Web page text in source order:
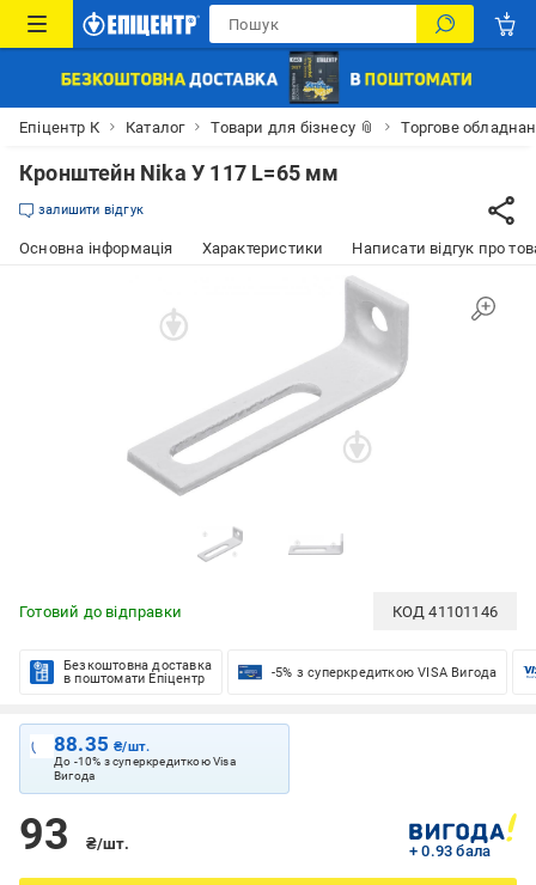
Епіцентр К Каталог Товари для бізнесу 📎 Торгове
Кронштейн Nika У 117 L=65 мм
залишити відгук
Основна інформація Характеристики Написати відгук про
Готовий до відправки КОД41101146
Безкоштовна доставка
в поштомати Епіцентр
-5% з суперкредиткою VISA Вигода
88.35₴/шт.
До -10% з суперкредиткою Visa
Вигода
93 ₴/шт. + 0.93 бала